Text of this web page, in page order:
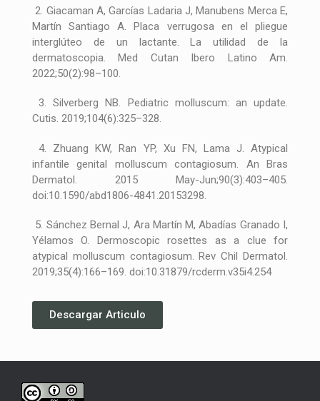
2. Giacaman A, Garcías Ladaria J, Manubens Merca E,
Martín Santiago A. Placa verrugosa en el pliegue
interglúteo de un lactante. La utilidad de la
dermatoscopia. Med Cutan Ibero Latino Am.
2022;50(2):98–100.
3. Silverberg NB. Pediatric molluscum: an update.
Cutis. 2019;104(6):325–328.
4. Zhuang KW, Ran YP, Xu FN, Lama J. Atypical
infantile genital molluscum contagiosum. An Bras
Dermatol. 2015 May-Jun;90(3):403–405.
doi:10.1590/abd1806-4841.20153298.
5. Sánchez Bernal J, Ara Martín M, Abadías Granado I,
Yélamos O. Dermoscopic rosettes as a clue for
atypical molluscum contagiosum. Rev Chil Dermatol.
2019;35(4):166–169. doi:10.31879/rcderm.v35i4.254
Descargar Articulo